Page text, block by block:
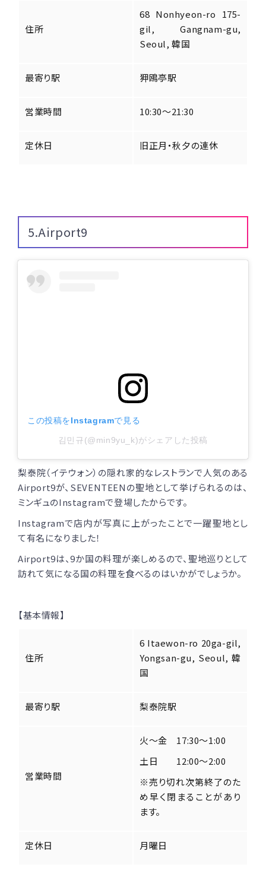
住所
68 Nonhyeon-ro 175-
gil, Gangnam-gu,
Seoul, 韓国
最寄り駅 狎鴎亭駅
営業時間 10:30～21:30
定休日 旧正月・秋夕の連休
5.Airport9
この投稿をInstagramで見る
김민규(@min9yu_k)がシェアした投稿
梨泰院（イテウォン）の隠れ家的なレストランで人気のある
Airport9が、SEVENTEENの聖地として挙げられるのは、
ミンギュのInstagramで登場したからです。
Instagramで店内が写真に上がったことで一躍聖地とし
て有名になりました！
Airport9は、9か国の料理が楽しめるので、聖地巡りとして
訪れて気になる国の料理を食べるのはいかがでしょうか。
【基本情報】
住所
6 Itaewon-ro 20ga-gil,
Yongsan-gu, Seoul, 韓
国
最寄り駅 梨泰院駅
営業時間
火～金 17:30～1:00
土日 12:00～2:00
※売り切れ次第終了のた
め早く閉まることがあり
ます。
定休日 月曜日